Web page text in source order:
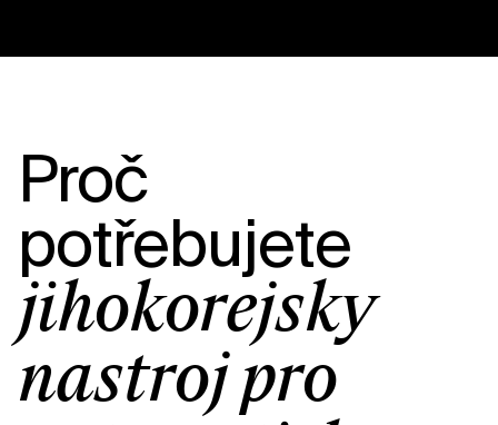
Proč
potřebujete
jihokorejský
nástroj pro